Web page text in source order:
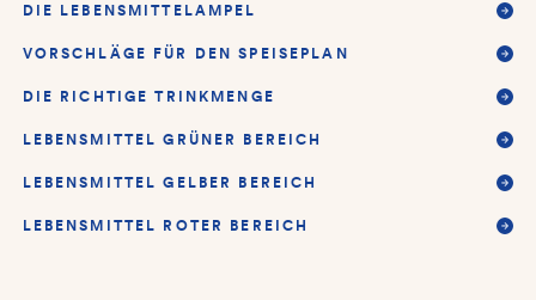
DIE LEBENSMITTELAMPEL
VORSCHLÄGE FÜR DEN SPEISEPLAN
DIE RICHTIGE TRINKMENGE
LEBENSMITTEL GRÜNER BEREICH
LEBENSMITTEL GELBER BEREICH
LEBENSMITTEL ROTER BEREICH